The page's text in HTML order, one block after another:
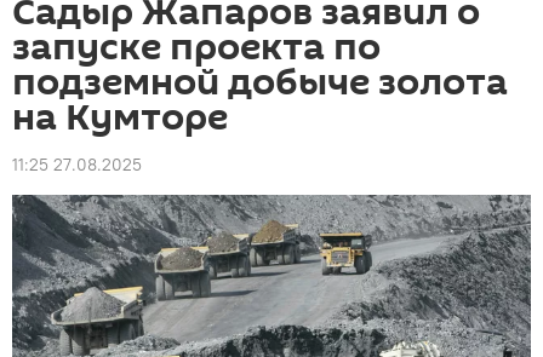
Садыр Жапаров заявил о
запуске проекта по
подземной добыче золота
на Кумторе
11:25 27.08.2025